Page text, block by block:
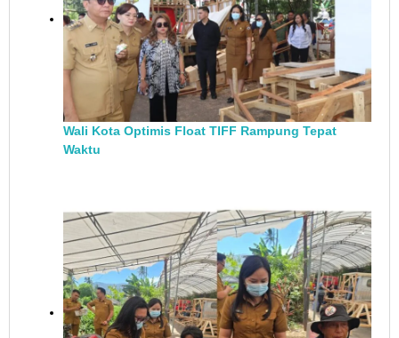
Wali Kota Optimis Float TIFF Rampung Tepat
Waktu